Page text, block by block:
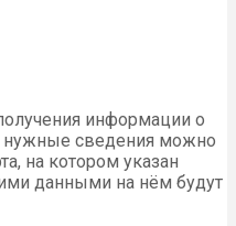
информации о
нужные сведения можно
на котором указан
данными на нём будут